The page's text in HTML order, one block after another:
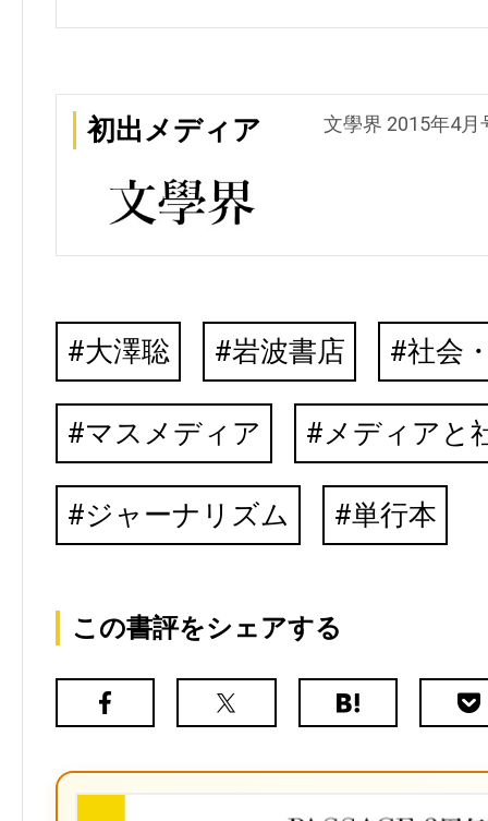
初出メディア 文學界 2015年4月
大澤聡 岩波書店 社会
マスメディア メディアと
ジャーナリズム 単行本
この書評をシェアする
Facebook
X（旧
は